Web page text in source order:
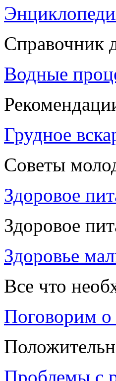
Справочник
Водные
Грудное
Советы
Здоровое
Здоровое
Здоровье
Все что
Поговорим о
Проблемы с